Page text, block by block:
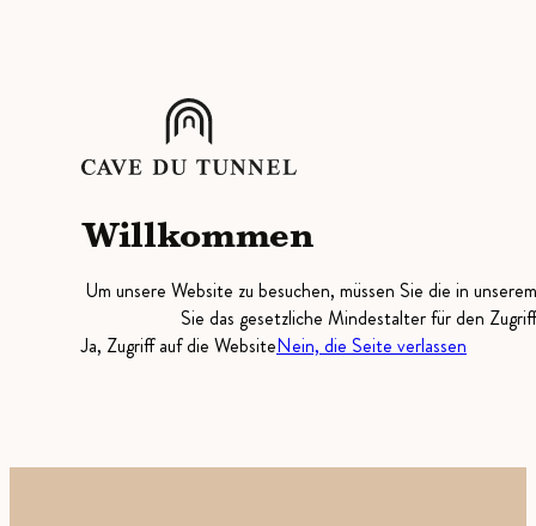
Willkommen
Um unsere Website zu besuchen, müssen Sie die in
Sie das gesetzliche Mindestalter für den
Ja, Zugriff auf die WebsiteNein, die Seite verlassen